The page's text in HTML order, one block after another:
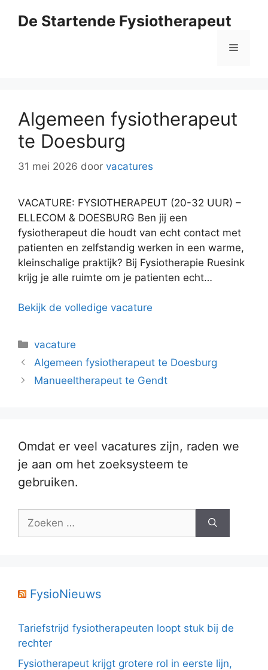
De Startende Fysiotherapeut
Menu
Algemeen fysiotherapeut
te Doesburg
31 mei 2026 door vacatures
VACATURE: FYSIOTHERAPEUT (20-32 UUR) –
ELLECOM & DOESBURG Ben jij een
fysiotherapeut die houdt van echt contact met
patienten en zelfstandig werken in een warme,
kleinschalige praktijk? Bij Fysiotherapie Ruesink
krijg je alle ruimte om je patienten echt…
Bekijk de volledige vacature
Categorieën
vacature
Algemeen fysiotherapeut te Doesburg
Manueeltherapeut te Gendt
Omdat er veel vacatures zijn, raden we
je aan om het zoeksysteem te
gebruiken.
Zoek
FysioNieuws
Tariefstrijd fysiotherapeuten loopt stuk bij de
rechter
Fysiotherapeut krijgt grotere rol in eerste lijn,